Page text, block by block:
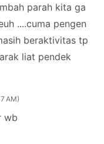
parah kita ga
....cuma pengen
beraktivitas tp
liat pendek
AM
wb